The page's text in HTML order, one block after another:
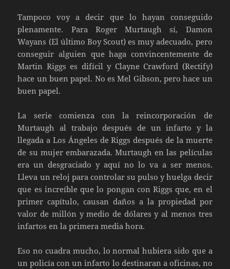
Tampoco voy a decir que lo hayan conseguido
plenamente. Para Roger Murtaugh sí, Damon
Wayans (El último Boy Scout) es muy adecuado, pero
conseguir alguien que haga convincentemente de
Martin Riggs es difícil y Clayne Crawford (Rectify)
hace un buen papel. No es Mel Gibson, pero hace un
buen papel.
La serie comienza con la reincorporación de
Murtaugh al trabajo después de un infarto y la
llegada a Los Ángeles de Riggs después de la muerte
de su mujer embarazada. Murtaugh en las películas
era un desgraciado y aquí no lo va a ser menos.
Lleva un reloj para controlar su pulso y huelga decir
que es increíble que lo pongan con Riggs que, en el
primer capítulo, causan daños a la propiedad por
valor de millón y medio de dólares y al menos tres
infartos en la primera media hora.
Eso no cuadra mucho, lo normal hubiera sido que a
un policía con un infarto lo destinaran a oficinas, no